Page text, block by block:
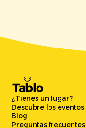
¿Tienes un lugar?
Descubre los eventos
Blog
Preguntas frecuentes